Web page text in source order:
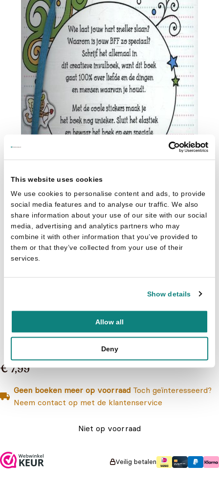
This website uses cookies
We use cookies to personalise content and ads, to provide
social media features and to analyse our traffic. We also
share information about your use of our site with our social
media, advertising and analytics partners who may
combine it with other information that you’ve provided to
them or that they’ve collected from your use of their
services.
Show details
Allow all
Deny
100% love, een creatief vulboek
€ 7,99
Geen boeken meer op voorraad Toch geïnteresseerd?
Neem contact op met de klantenservice
Niet op voorraad
Veilig betalen